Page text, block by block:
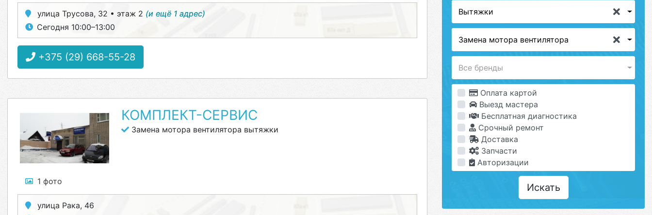
улица Трусова, 32 • этаж 2 (и ещё 1 адрес)
Сегодня 10:00–13:00
+375 (29) 668-55-28
1 фото
КОМПЛЕКТ-СЕРВИС
Замена мотора вентилятора вытяжки
улица Рака, 46
Вытяжки
Замена мотора вентилятора
Все бренды
Оплата картой
Выезд мастера
Бесплатная диагностика
Срочный ремонт
Доставка
Запчасти
Авторизации
Искать